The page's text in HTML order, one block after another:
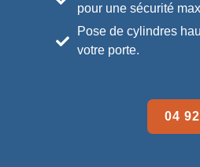
pour une sécurité
Pose de cylindres
votre porte.
04